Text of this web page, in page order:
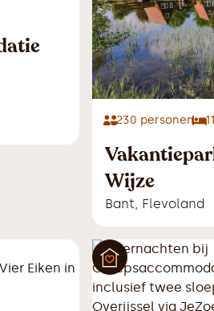
230 personen
Wijze
Bant, Flevoland